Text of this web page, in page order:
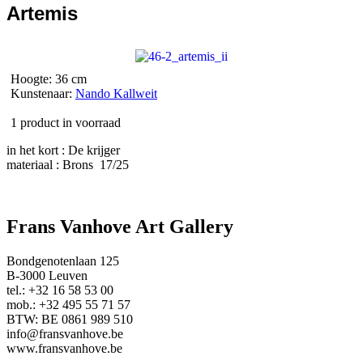
Artemis
Hoogte: 36 cm
Kunstenaar: Nando Kallweit
1 product in voorraad
in het kort : De krijger
materiaal : Brons 17/25
Frans Vanhove Art Gallery
Bondgenotenlaan 125
B-3000 Leuven
tel.: +32 16 58 53 00
mob.: +32 495 55 71 57
BTW: BE 0861 989 510
info@fransvanhove.be
www.fransvanhove.be